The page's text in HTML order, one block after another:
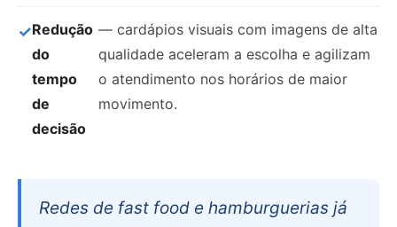
Redução
do
tempo
de
decisão
— cardápios visuais com imagens de alta
qualidade aceleram a escolha e agilizam
o atendimento nos horários de maior
movimento.
Redes de fast food e hamburguerias já